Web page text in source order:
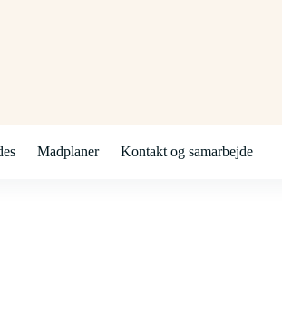
Madplaner Kontakt og samarbejde